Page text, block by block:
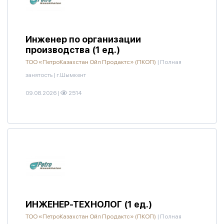
Инженер по организации
производства (1 ед.)
ТОО «ПетроКазахстан Ойл Продактс» (ПКОП) | Полная
занятость | г.Шымкент
09.08.2026 | 2514
ИНЖЕНЕР-ТЕХНОЛОГ (1 ед.)
ТОО «ПетроКазахстан Ойл Продактс» (ПКОП) | Полная